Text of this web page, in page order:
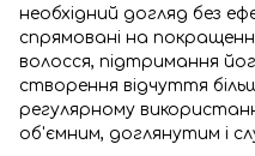
необхідний догляд без
спрямовані на
волосся, підтримання
створення відчуття
регулярному
об'ємним, доглянутим і